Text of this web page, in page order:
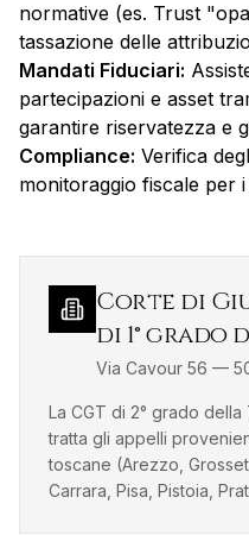
normative (es. Trust
tassazione delle
Mandati Fiduciari:
partecipazioni e asset
garantire riservatezza e
Compliance: Verifica
monitoraggio fiscale per
Corte di
di 1° grado
Via Cavour 56 —
La CGT di 2° grado
tratta gli appelli
toscane (Arezzo,
Carrara, Pisa, Pistoia,